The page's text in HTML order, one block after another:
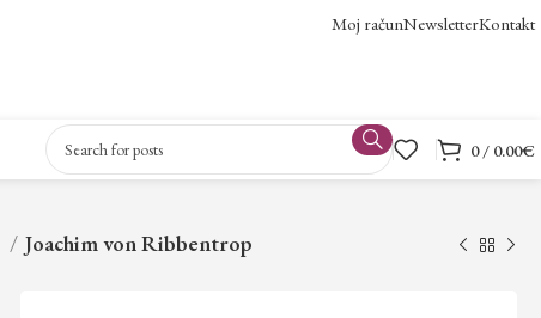
Moj računNewsletterKontakt
0/ 0.00€
Joachim von Ribbentrop